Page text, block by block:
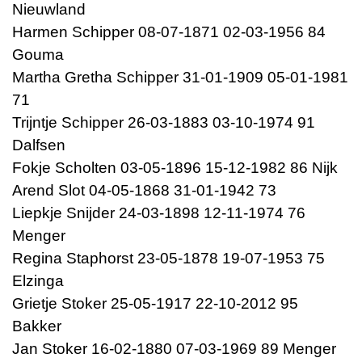
Nieuwland
Harmen Schipper 08-07-1871 02-03-1956 84
Gouma
Martha Gretha Schipper 31-01-1909 05-01-1981
71
Trijntje Schipper 26-03-1883 03-10-1974 91
Dalfsen
Fokje Scholten 03-05-1896 15-12-1982 86 Nijk
Arend Slot 04-05-1868 31-01-1942 73
Liepkje Snijder 24-03-1898 12-11-1974 76
Menger
Regina Staphorst 23-05-1878 19-07-1953 75
Elzinga
Grietje Stoker 25-05-1917 22-10-2012 95
Bakker
Jan Stoker 16-02-1880 07-03-1969 89 Menger